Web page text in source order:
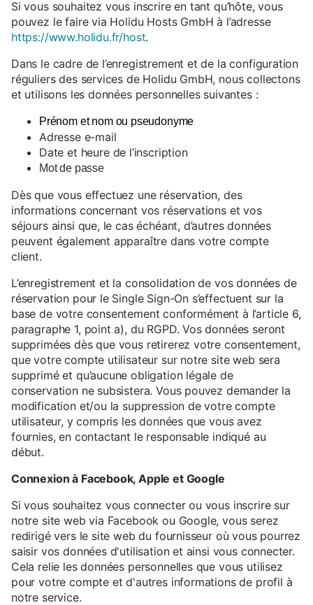
Si vous souhaitez vous inscrire en tant qu’hôte, vous
pouvez le faire via Holidu Hosts GmbH à l’adresse
https://www.holidu.fr/host.
Dans le cadre de l’enregistrement et de la configuration
réguliers des services de Holidu GmbH, nous collectons
et utilisons les données personnelles suivantes :
Prénom et nom ou pseudonyme
Adresse e-mail
Date et heure de l’inscription
Mot de passe
Dès que vous effectuez une réservation, des
informations concernant vos réservations et vos
séjours ainsi que, le cas échéant, d’autres données
peuvent également apparaître dans votre compte
client.
L’enregistrement et la consolidation de vos données de
réservation pour le Single Sign-On s’effectuent sur la
base de votre consentement conformément à l’article 6,
paragraphe 1, point a), du RGPD. Vos données seront
supprimées dès que vous retirerez votre consentement,
que votre compte utilisateur sur notre site web sera
supprimé et qu’aucune obligation légale de
conservation ne subsistera. Vous pouvez demander la
modification et/ou la suppression de votre compte
utilisateur, y compris les données que vous avez
fournies, en contactant le responsable indiqué au
début.
Connexion à Facebook, Apple et Google
Si vous souhaitez vous connecter ou vous inscrire sur
notre site web via Facebook ou Google, vous serez
redirigé vers le site web du fournisseur où vous pourrez
saisir vos données d'utilisation et ainsi vous connecter.
Cela relie les données personnelles que vous utilisez
pour votre compte et d'autres informations de profil à
notre service.